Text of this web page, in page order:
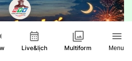
Live&lịch Multiform Menu